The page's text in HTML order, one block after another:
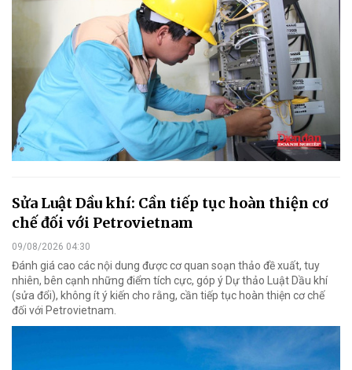
Sửa Luật Dầu khí: Cần tiếp tục hoàn thiện cơ
chế đối với Petrovietnam
09/08/2026 04:30
Đánh giá cao các nội dung được cơ quan soạn thảo đề xuất, tuy
nhiên, bên cạnh những điểm tích cực, góp ý Dự thảo Luật Dầu khí
(sửa đổi), không ít ý kiến cho rằng, cần tiếp tục hoàn thiện cơ chế
đối với Petrovietnam.